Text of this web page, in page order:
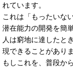
れています。
これは「もったいな
潜在能力の開発を簡
人は窮地に達したと
現できることがありま
もしこれを、普段か